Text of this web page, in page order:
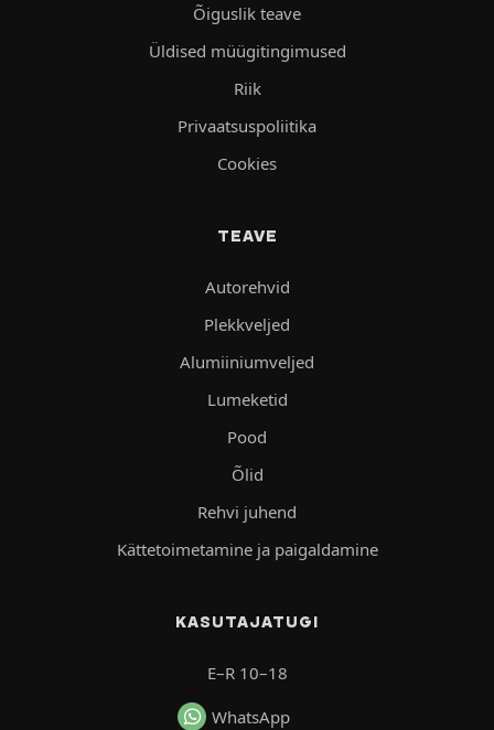
Õiguslik teave
Üldised müügitingimused
Riik
Privaatsuspoliitika
Cookies
TEAVE
Autorehvid
Plekkveljed
Alumiiniumveljed
Lumeketid
Pood
Õlid
Rehvi juhend
Kättetoimetamine ja paigaldamine
KASUTAJATUGI
E–R 10–18
WhatsApp